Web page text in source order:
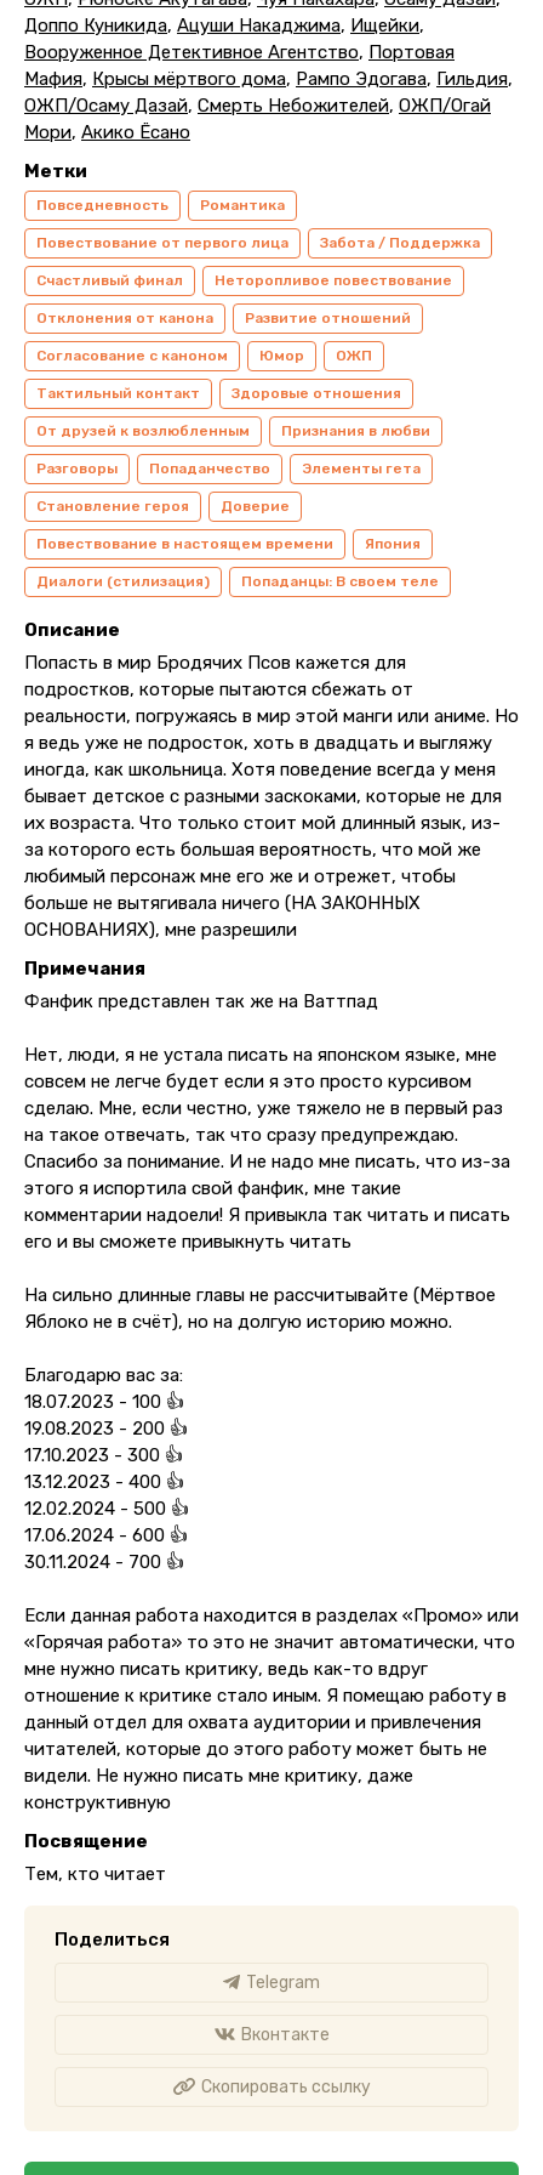
Доппо Куникида, Ацуши Накаджима, Ищейки,
Вооруженное Детективное Агентство, Портовая
Мафия, Крысы мёртвого дома, Рампо Эдогава, Гильдия,
ОЖП/Осаму Дазай, Смерть Небожителей, ОЖП/Огай
Мори, Акико Ёсано
Метки
Повседневность Романтика
Повествование от первого лица Забота / Поддержка
Счастливый финал Неторопливое повествование
Отклонения от канона Развитие отношений
Согласование с каноном Юмор ОЖП
Тактильный контакт Здоровые отношения
От друзей к возлюбленным Признания в любви
Разговоры Попаданчество Элементы гета
Становление героя Доверие
Повествование в настоящем времени Япония
Диалоги (стилизация) Попаданцы: В своем теле
Описание
Попасть в мир Бродячих Псов кажется для
подростков, которые пытаются сбежать от
реальности, погружаясь в мир этой манги или аниме. Но
я ведь уже не подросток, хоть в двадцать и выгляжу
иногда, как школьница. Хотя поведение всегда у меня
бывает детское с разными заскоками, которые не для
их возраста. Что только стоит мой длинный язык, из-
за которого есть большая вероятность, что мой же
любимый персонаж мне его же и отрежет, чтобы
больше не вытягивала ничего (НА ЗАКОННЫХ
ОСНОВАНИЯХ), мне разрешили
Примечания
Фанфик представлен так же на Ваттпад
Нет, люди, я не устала писать на японском языке, мне
совсем не легче будет если я это просто курсивом
сделаю. Мне, если честно, уже тяжело не в первый раз
на такое отвечать, так что сразу предупреждаю.
Спасибо за понимание. И не надо мне писать, что из-за
этого я испортила свой фанфик, мне такие
комментарии надоели! Я привыкла так читать и писать
его и вы сможете привыкнуть читать
На сильно длинные главы не рассчитывайте (Мёртвое
Яблоко не в счёт), но на долгую историю можно.
Благодарю вас за:
18.07.2023 - 100 👍
19.08.2023 - 200 👍
17.10.2023 - 300 👍
13.12.2023 - 400 👍
12.02.2024 - 500 👍
17.06.2024 - 600 👍
30.11.2024 - 700 👍
Если данная работа находится в разделах «Промо» или
«Горячая работа» то это не значит автоматически, что
мне нужно писать критику, ведь как-то вдруг
отношение к критике стало иным. Я помещаю работу в
данный отдел для охвата аудитории и привлечения
читателей, которые до этого работу может быть не
видели. Не нужно писать мне критику, даже
конструктивную
Посвящение
Тем, кто читает
Поделиться
Telegram
Вконтакте
Скопировать ссылку